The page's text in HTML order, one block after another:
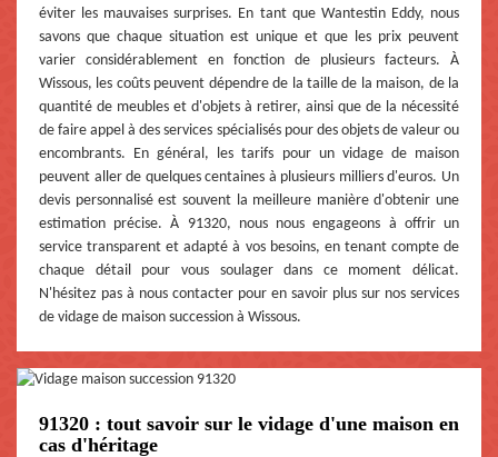
éviter les mauvaises surprises. En tant que Wantestin Eddy, nous
savons que chaque situation est unique et que les prix peuvent
varier considérablement en fonction de plusieurs facteurs. À
Wissous, les coûts peuvent dépendre de la taille de la maison, de la
quantité de meubles et d'objets à retirer, ainsi que de la nécessité
de faire appel à des services spécialisés pour des objets de valeur ou
encombrants. En général, les tarifs pour un vidage de maison
peuvent aller de quelques centaines à plusieurs milliers d'euros. Un
devis personnalisé est souvent la meilleure manière d'obtenir une
estimation précise. À 91320, nous nous engageons à offrir un
service transparent et adapté à vos besoins, en tenant compte de
chaque détail pour vous soulager dans ce moment délicat.
N'hésitez pas à nous contacter pour en savoir plus sur nos services
de vidage de maison succession à Wissous.
91320 : tout savoir sur le vidage d'une maison en
cas d'héritage